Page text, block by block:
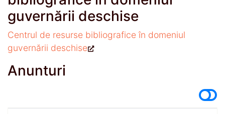
guvernării deschise
Centrul de resurse bibliografice în domeniul
guvernării deschise
Anunturi